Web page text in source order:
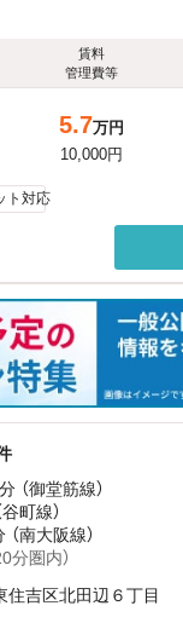
賃料
管理費等
5.7万円
10,000円
ト対応
分 （御堂筋線）
町線）
（南大阪線）
分圏内）
住吉区北田辺６丁目